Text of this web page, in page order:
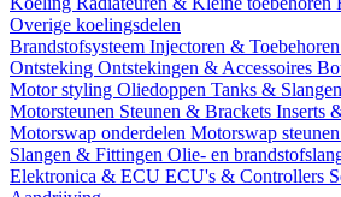
Overige koelingsdelen
Brandstofsysteem Injectoren & Toebehoren
Ontsteking Ontstekingen & Accessoires
Motor styling Oliedoppen Tanks & Slangen
Motorsteunen Steunen & Brackets Inserts
Motorswap onderdelen Motorswap steunen
Slangen & Fittingen Olie- en
Elektronica & ECU ECU's & Controllers